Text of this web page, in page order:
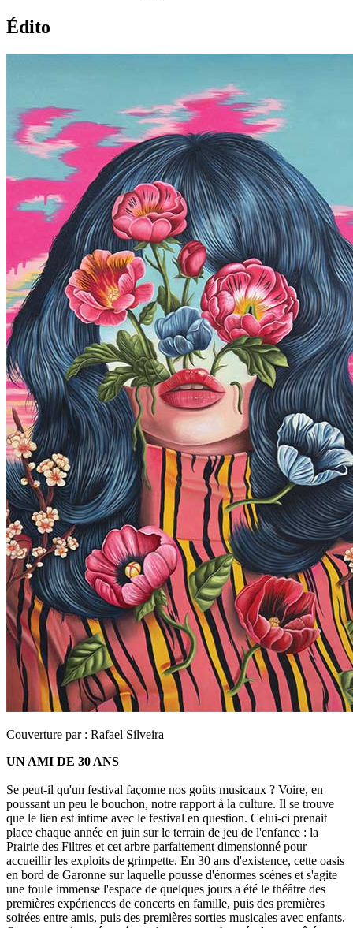
Édito
Couverture par : Rafael Silveira
UN AMI DE 30 ANS
Se peut-il qu'un festival façonne nos goûts musicaux ? Voire, en
poussant un peu le bouchon, notre rapport à la culture. Il se trouve
que le lien est intime avec le festival en question. Celui-ci prenait
place chaque année en juin sur le terrain de jeu de l'enfance : la
Prairie des Filtres et cet arbre parfaitement dimensionné pour
accueillir les exploits de grimpette. En 30 ans d'existence, cette oasis
en bord de Garonne sur laquelle pousse d'énormes scènes et s'agite
une foule immense l'espace de quelques jours a été le théâtre des
premières expériences de concerts en famille, puis des premières
soirées entre amis, puis des premières sorties musicales avec enfants.